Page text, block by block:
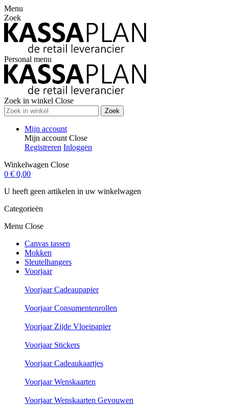
Menu
Zoek
Personal menu
Zoek in winkel Close
Zoek
Mijn account
Mijn account Close
Registreren Inloggen
Winkelwagen Close
0 € 0,00
U heeft geen artikelen in uw winkelwagen
Categorieën
Menu Close
Canvas tassen
Mokken
Sleutelhangers
Voorjaar
Voorjaar Cadeaupapier
Voorjaar Consumentenrollen
Voorjaar Zijde Vloeipapier
Voorjaar Stickers
Voorjaar Cadeaukaartjes
Voorjaar Wenskaarten
Voorjaar Wenskaarten Gevouwen